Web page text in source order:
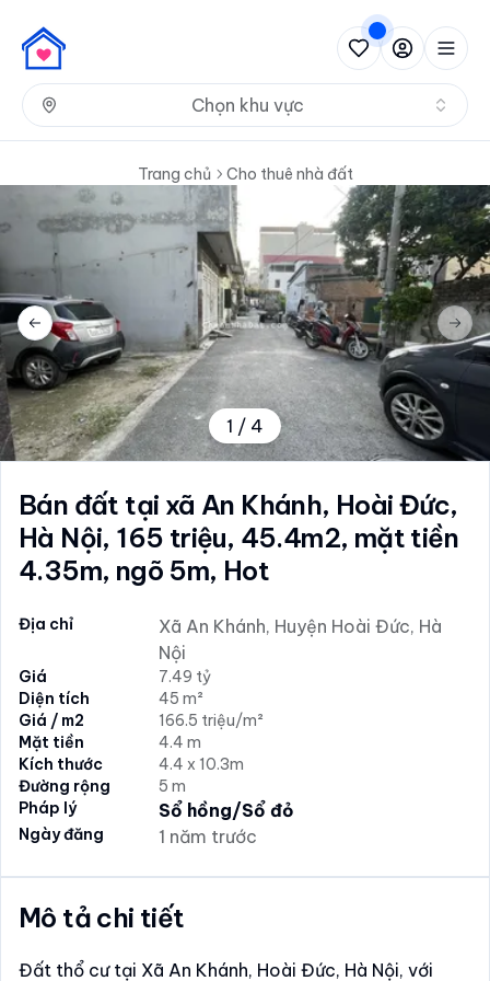
Chọn khu vực
Trang chủ Cho thuê nhà đất
Previous slide
1 / 4
Bán đất tại xã An Khánh, Hoài Đức,
Hà Nội, 165 triệu, 45.4m2, mặt tiền
4.35m, ngõ 5m, Hot
Địa chỉ
Xã An Khánh, Huyện Hoài Đức, Hà
Nội
Giá
7.49 tỷ
Diện tích
45 m²
Giá / m2
166.5 triệu/m²
Mặt tiền
4.4 m
Kích thước
4.4 x 10.3m
Đường rộng
5 m
Pháp lý
Sổ hồng/Sổ đỏ
Ngày đăng 1 năm trước
Mô tả chi tiết
Đất thổ cư tại Xã An Khánh, Hoài Đức, Hà Nội, với